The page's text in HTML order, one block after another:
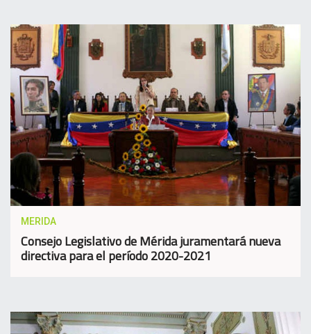
MERIDA
Consejo Legislativo de Mérida juramentará nueva
directiva para el período 2020-2021